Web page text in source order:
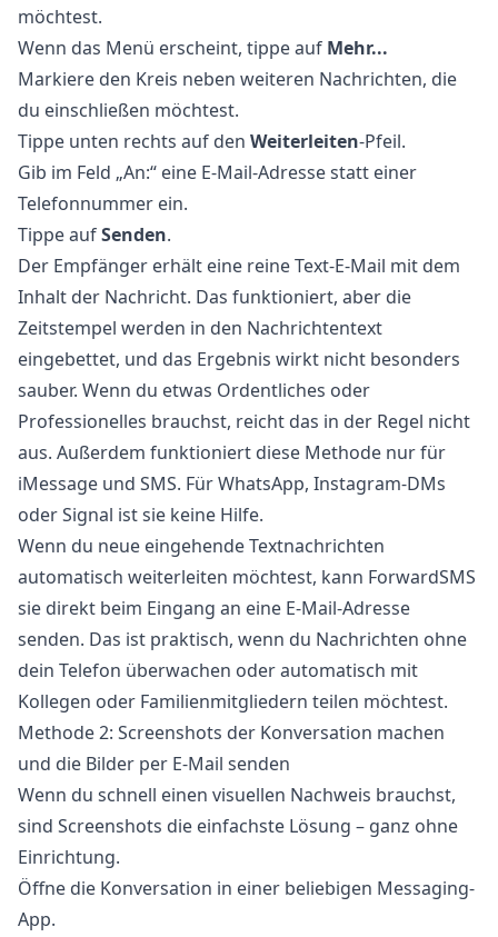
möchtest.
Wenn das Menü erscheint, tippe auf Mehr...
Markiere den Kreis neben weiteren Nachrichten, die
du einschließen möchtest.
Tippe unten rechts auf den Weiterleiten-Pfeil.
Gib im Feld „An:“ eine E-Mail-Adresse statt einer
Telefonnummer ein.
Tippe aufSenden.
Der Empfänger erhält eine reine Text-E-Mail mit dem
Inhalt der Nachricht. Das funktioniert, aber die
Zeitstempel werden in den Nachrichtentext
eingebettet, und das Ergebnis wirkt nicht besonders
sauber. Wenn du etwas Ordentliches oder
Professionelles brauchst, reicht das in der Regel nicht
aus. Außerdem funktioniert diese Methode nur für
iMessage und SMS. Für WhatsApp, Instagram-DMs
oder Signal ist sie keine Hilfe.
Wenn du neue eingehende Textnachrichten
automatisch weiterleiten möchtest, kann ForwardSMS
sie direkt beim Eingang an eine E-Mail-Adresse
senden. Das ist praktisch, wenn du Nachrichten ohne
dein Telefon überwachen oder automatisch mit
Kollegen oder Familienmitgliedern teilen möchtest.
Methode 2: Screenshots der Konversation machen
und die Bilder per E-Mail senden
Wenn du schnell einen visuellen Nachweis brauchst,
sind Screenshots die einfachste Lösung – ganz ohne
Einrichtung.
Öffne die Konversation in einer beliebigen Messaging-
App.